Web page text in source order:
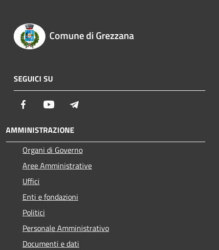
Comune di Grezzana
SEGUICI SU
Facebook Youtube
AMMINISTRAZIONE
Organi di Governo
Aree Amministrative
Uffici
Enti e fondazioni
Politici
Personale Amministrativo
Documenti e dati